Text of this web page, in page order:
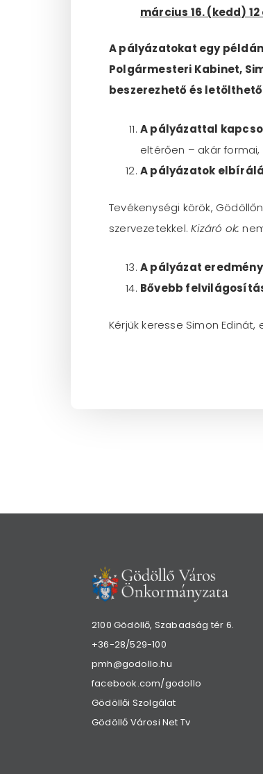
március 16. (kedd) 12
A pályázatokat egy
Polgármesteri Kabinet,
beszerezhető és
A pályázattal
eltérően – akár
A pályázatok
Tevékenységi körök,
szervezetekkel.Kizáró ok:
A pályázat
Bővebb
Kérjük keresse Simon
2100 Gödöllő, Szabadság tér 6.
+36-28/529-100
pmh@godollo.hu
facebook.com/godollo
Gödöllői Szolgálat
Gödöllő Városi Net Tv